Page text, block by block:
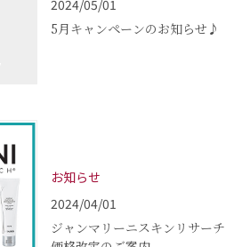
2024/05/01
5月キャンペーンのお知らせ♪
お知らせ
2024/04/01
ジャンマリーニスキンリサーチ